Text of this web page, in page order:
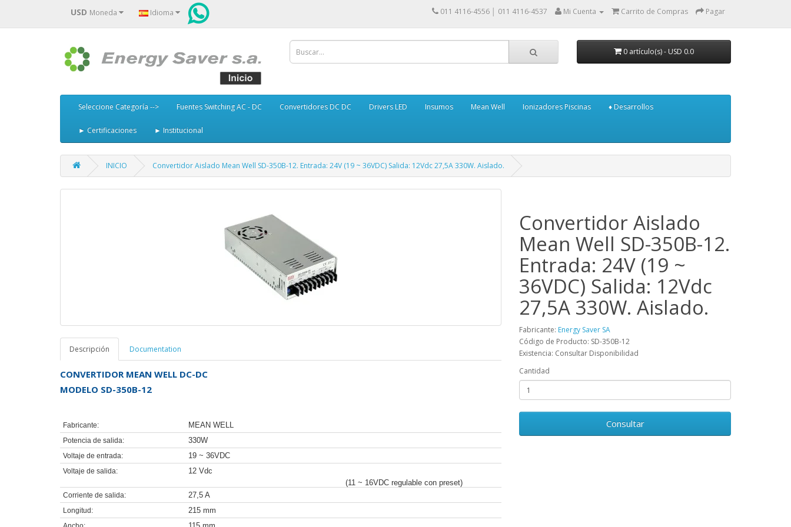
USD Moneda Idioma 011 4116-4556 │ 011 4116-4537 Mi Cuenta Carrito de Compras Pagar
0 artículo(s) - USD 0.0
Seleccione Categoría --> Fuentes Switching AC - DC Convertidores DC DC Drivers LED Insumos Mean Well Ionizadores Piscinas ♦ Desarrollos
► Certificaciones ► Institucional
INICIO Convertidor Aislado Mean Well SD-350B-12. Entrada: 24V (19 ~ 36VDC) Salida: 12Vdc 27,5A 330W. Aislado.
Descripción Documentation
CONVERTIDOR MEAN WELL DC-DC
MODELO SD-350B-12
Fabricante: MEAN WELL
Potencia de salida: 330W
Voltaje de entrada: 19 ~ 36VDC
Voltaje de salida:
12 Vdc
(11 ~ 16VDC regulable con preset)
Corriente de salida: 27,5 A
Longitud: 215 mm
Convertidor Aislado
Mean Well SD-350B-12.
Entrada: 24V (19 ~
36VDC) Salida: 12Vdc
27,5A 330W. Aislado.
Fabricante: Energy Saver SA
Código de Producto: SD-350B-12
Existencia: Consultar Disponibilidad
Cantidad
Consultar